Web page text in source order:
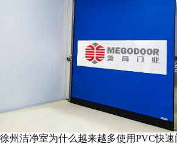
徐州洁净室为什么越来越多使用PVC快